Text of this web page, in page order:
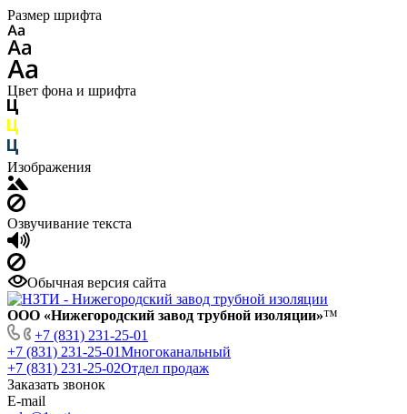
Размер шрифта
Цвет фона и шрифта
Изображения
Озвучивание текста
Обычная версия сайта
ООО «Нижегородский завод трубной изоляции»™
+7 (831) 231-25-01
+7 (831) 231-25-01Многоканальный
+7 (831) 231-25-02Отдел продаж
Заказать звонок
E-mail